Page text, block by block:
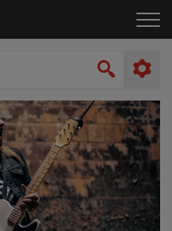
le